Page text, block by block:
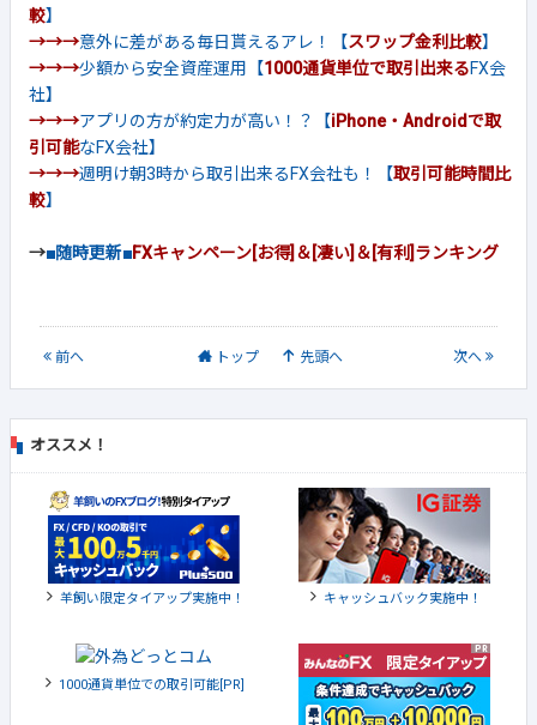
較】
→→→意外に差がある毎日貰えるアレ！【スワップ金利比較】
→→→少額から安全資産運用【1000通貨単位で取引出来るFX会
社】
→→→アプリの方が約定力が高い！？【iPhone・Androidで取
引可能なFX会社】
→→→週明け朝3時から取引出来るFX会社も！【取引可能時間比
較】
→■随時更新■FXキャンペーン[お得]＆[凄い]＆[有利]ランキング
前へ トップ 先頭へ 次へ
オススメ！
羊飼い限定タイアップ実施中！ キャッシュバック実施中！
1000通貨単位での取引可能[PR]